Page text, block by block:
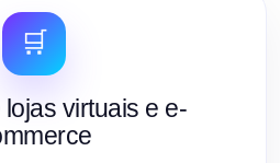
🛒
virtuais e e-